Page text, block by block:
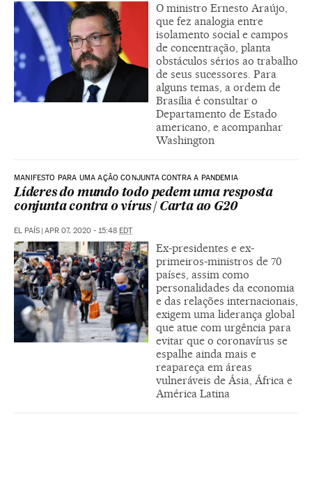
O ministro Ernesto Araújo,
que fez analogia entre
isolamento social e campos
de concentração, planta
obstáculos sérios ao trabalho
de seus sucessores. Para
alguns temas, a ordem de
Brasília é consultar o
Departamento de Estado
americano, e acompanhar
Washington
MANIFESTO PARA UMA AÇÃO CONJUNTA CONTRA A PANDEMIA
Líderes do mundo todo pedem uma resposta
conjunta contra o vírus | Carta ao G20
EL PAÍS | APR 07, 2020 - 15:48 EDT
Ex-presidentes e ex-
primeiros-ministros de 70
países, assim como
personalidades da economia
e das relações internacionais,
exigem uma liderança global
que atue com urgência para
evitar que o coronavírus se
espalhe ainda mais e
reapareça em áreas
vulneráveis de Ásia, África e
América Latina